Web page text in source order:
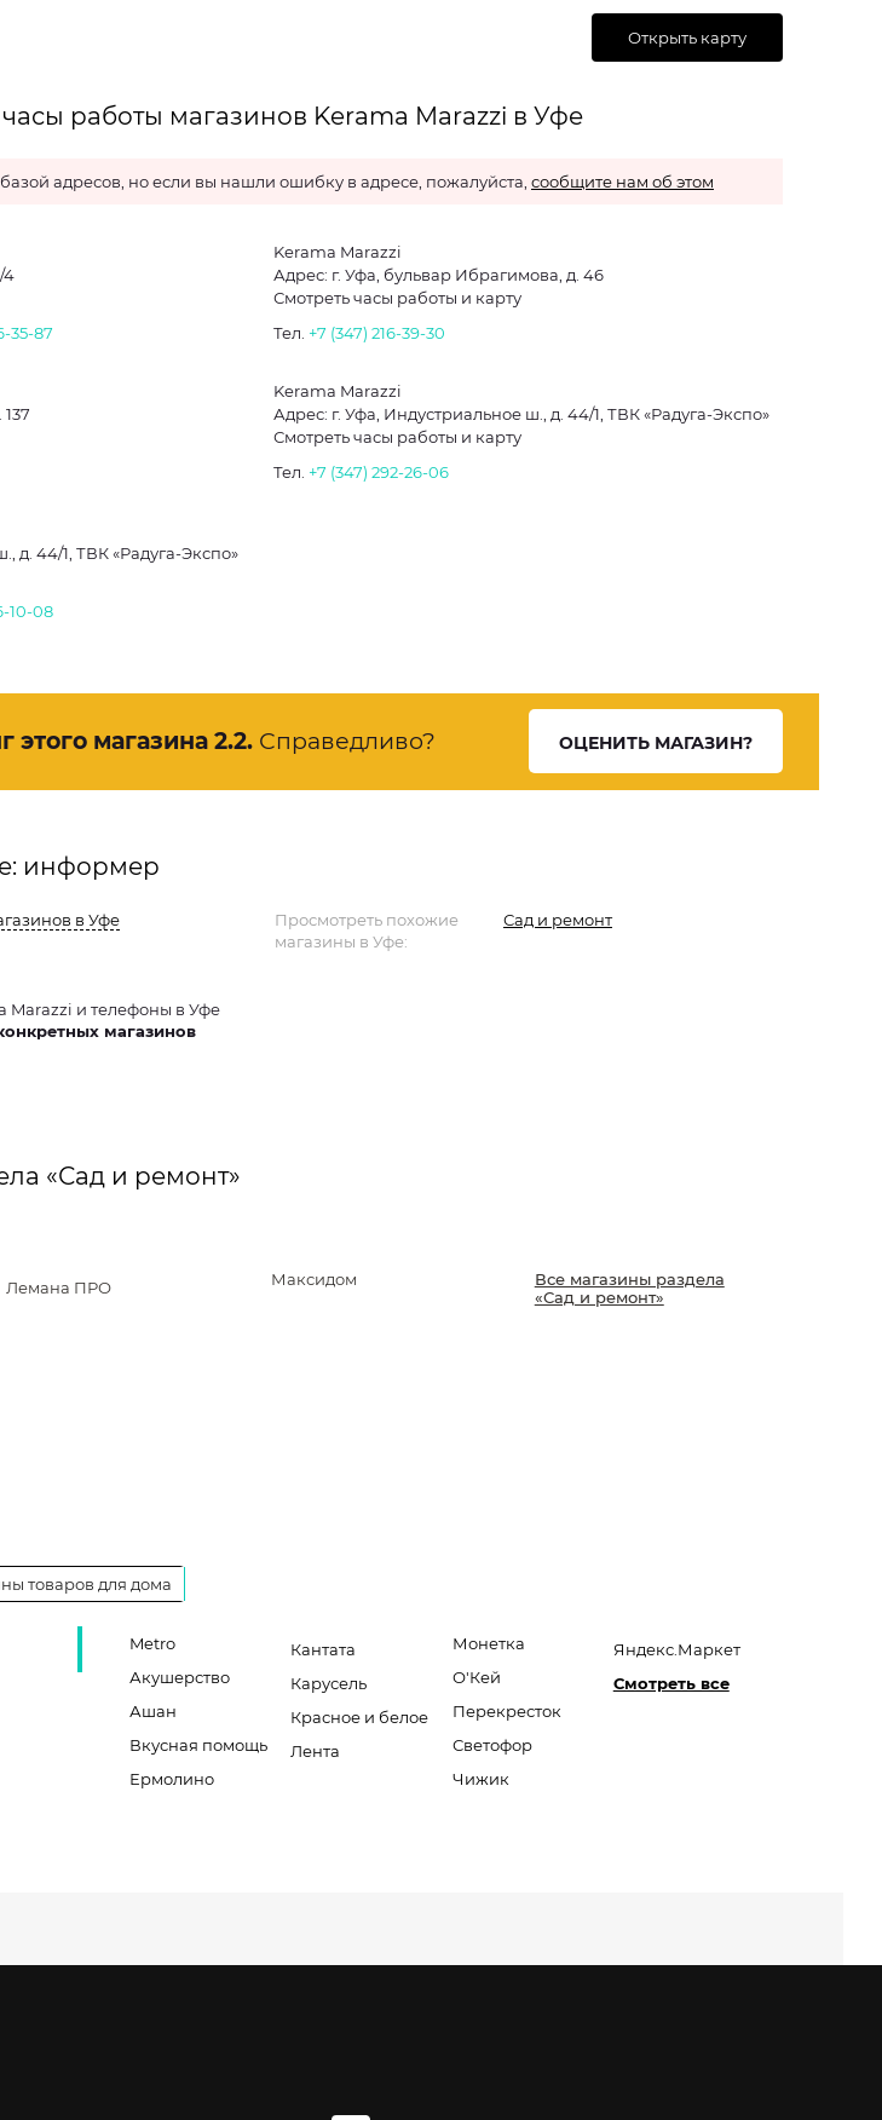
Открыть карту
работы магазинов Kerama Marazzi в Уфе
адресов, но если вы нашли ошибку в адресе, пожалуйста, сообщите нам об этом
4
35-87
Kerama Marazzi
Адрес: г. Уфа, бульвар Ибрагимова, д. 46
Смотреть часы работы и карту
Тел. +7 (347) 216-39-30
Kerama Marazzi
Адрес: г. Уфа, Индустриальное ш., д. 44/1, ТВК «Радуга-Экспо»
Смотреть часы работы и карту
Тел. +7 (347) 292-26-06
д. 44/1, ТВК «Радуга-Экспо»
10-08
этого магазина 2.2. Справедливо? ОЦЕНИТЬ МАГАЗИН?
информер
в Уфе
Marazzi и телефоны в Уфе
магазинов
Просмотреть похожие
магазины в Уфе:
Сад и ремонт
«Сад и ремонт»
Лемана ПРО Максидом
Все магазины раздела
«Сад и ремонт»
товаров для дома
Metro
Акушерство
Ашан
Вкусная помощь
Ермолино
Кантата
Карусель
Красное и белое
Лента
Монетка
О'Кей
Перекресток
Светофор
Чижик
Яндекс.Маркет
Смотреть все